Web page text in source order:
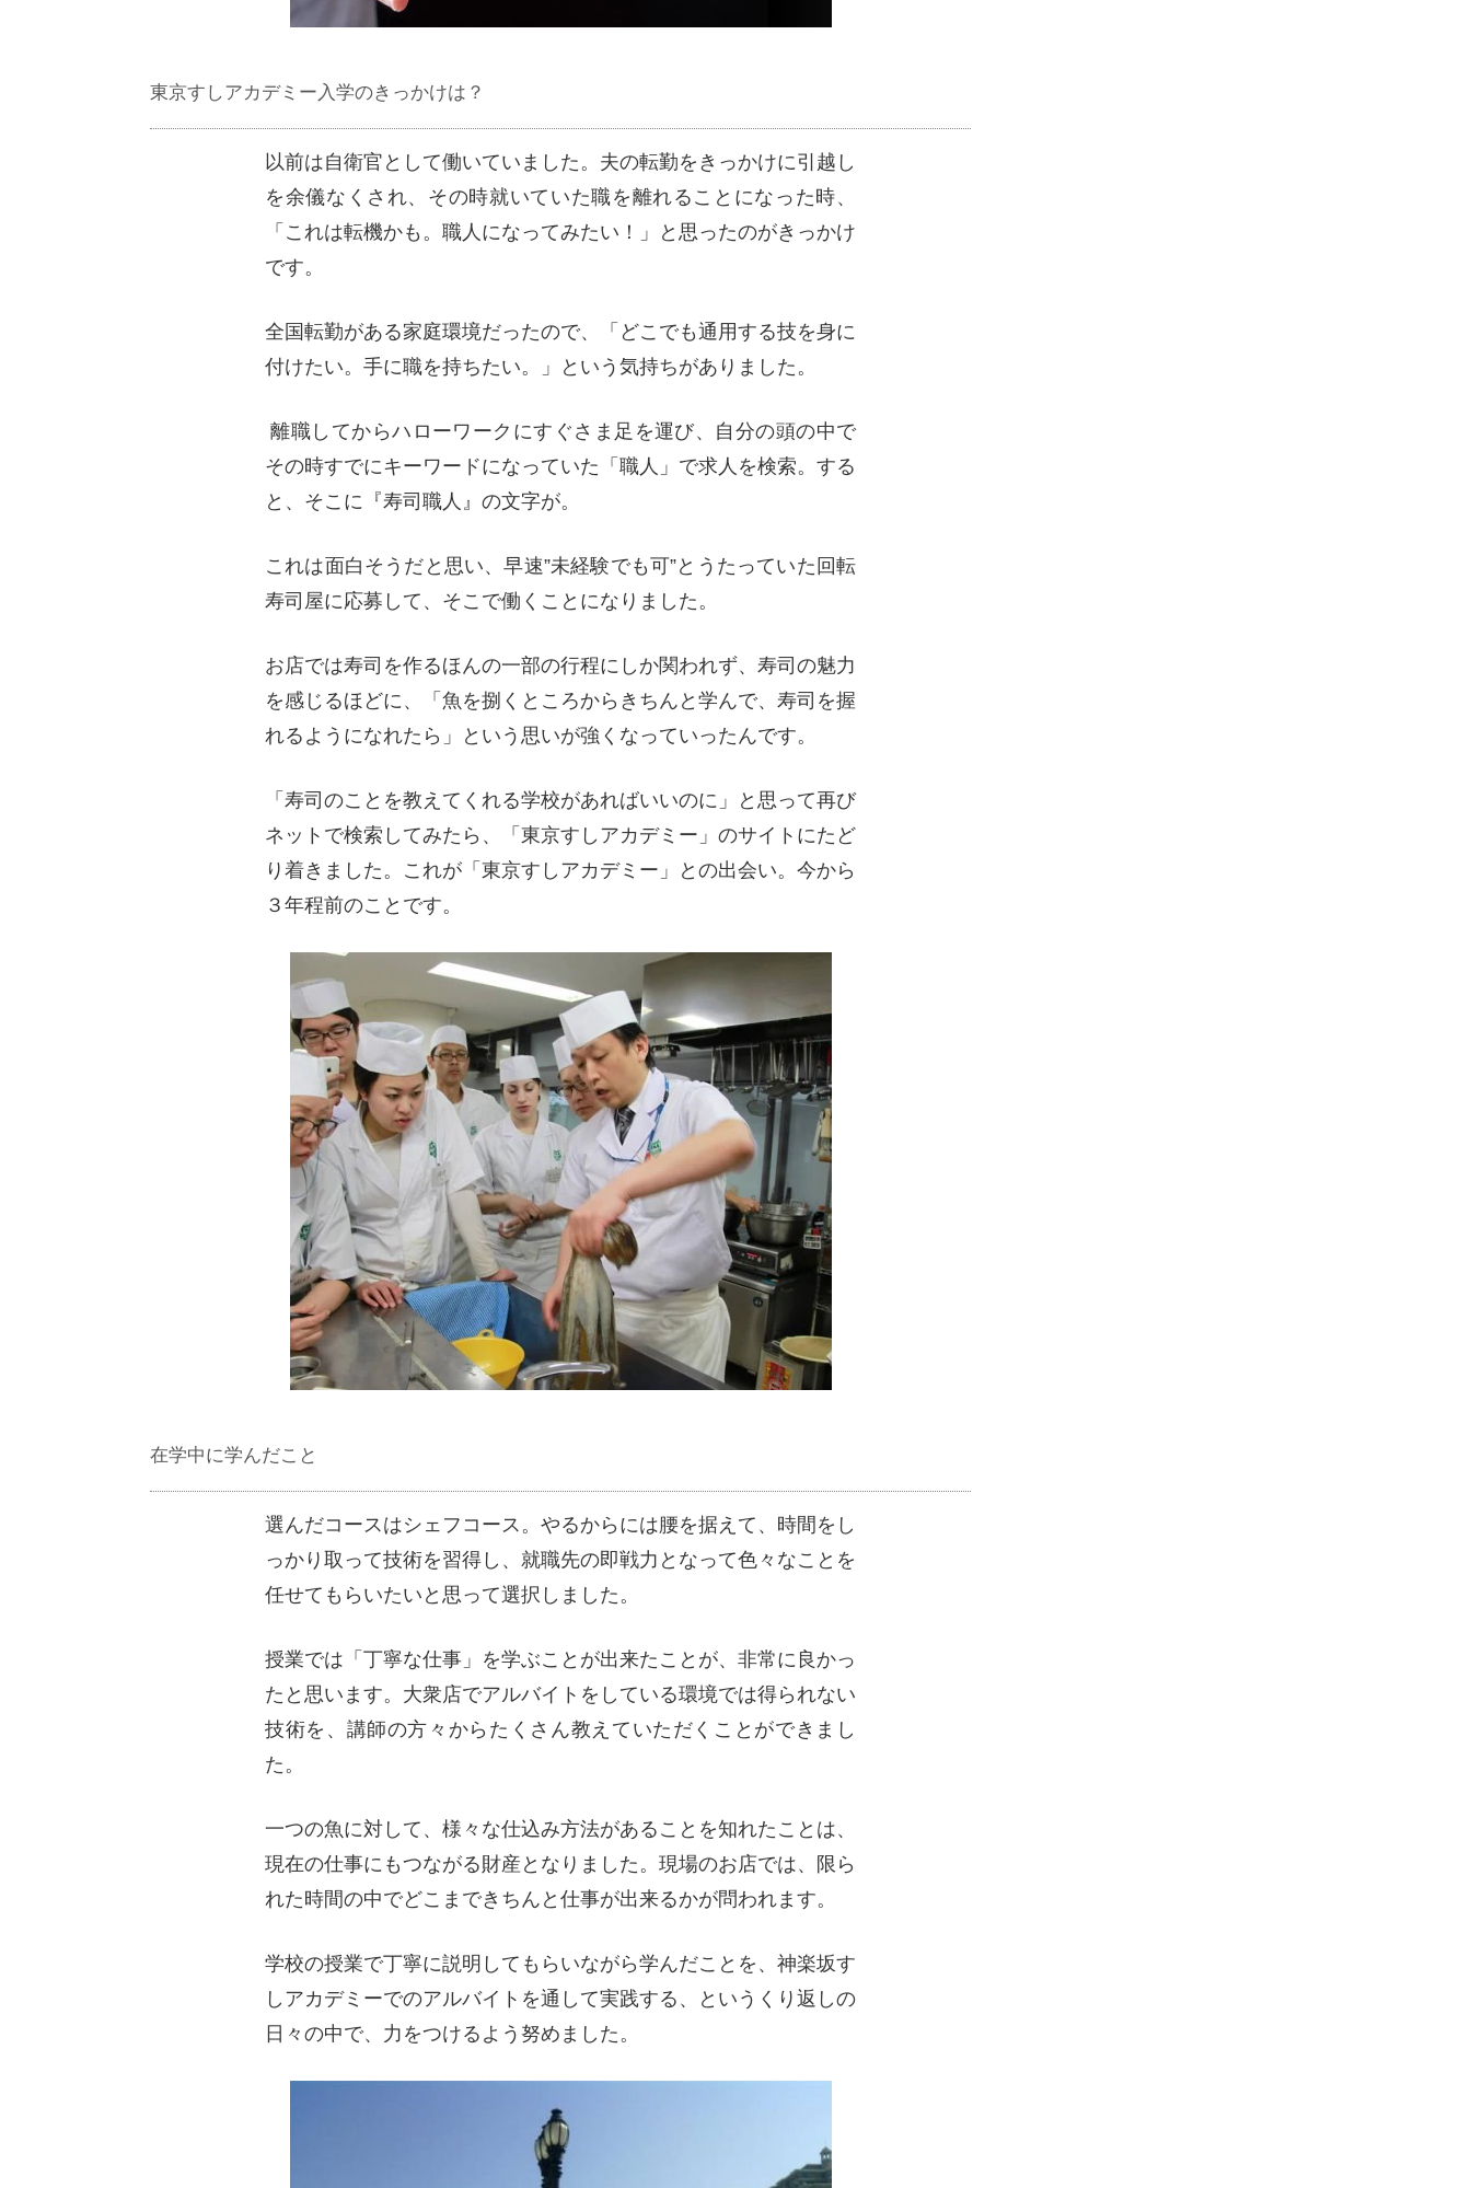
東京すしアカデミー入学のきっかけは？
以前は自衛官として働いていました。夫の転勤をきっかけに引越し
を余儀なくされ、その時就いていた職を離れることになった時、
「これは転機かも。職人になってみたい！」と思ったのがきっかけ
です。
全国転勤がある家庭環境だったので、「どこでも通用する技を身に
付けたい。手に職を持ちたい。」という気持ちがありました。
離職してからハローワークにすぐさま足を運び、自分の頭の中で
その時すでにキーワードになっていた「職人」で求人を検索。する
と、そこに『寿司職人』の文字が。
これは面白そうだと思い、早速”未経験でも可”とうたっていた回転
寿司屋に応募して、そこで働くことになりました。
お店では寿司を作るほんの一部の行程にしか関われず、寿司の魅力
を感じるほどに、「魚を捌くところからきちんと学んで、寿司を握
れるようになれたら」という思いが強くなっていったんです。
「寿司のことを教えてくれる学校があればいいのに」と思って再び
ネットで検索してみたら、「東京すしアカデミー」のサイトにたど
り着きました。これが「東京すしアカデミー」との出会い。今から
３年程前のことです。
在学中に学んだこと
選んだコースはシェフコース。やるからには腰を据えて、時間をし
っかり取って技術を習得し、就職先の即戦力となって色々なことを
任せてもらいたいと思って選択しました。
授業では「丁寧な仕事」を学ぶことが出来たことが、非常に良かっ
たと思います。大衆店でアルバイトをしている環境では得られない
技術を、講師の方々からたくさん教えていただくことができまし
た。
一つの魚に対して、様々な仕込み方法があることを知れたことは、
現在の仕事にもつながる財産となりました。現場のお店では、限ら
れた時間の中でどこまできちんと仕事が出来るかが問われます。
学校の授業で丁寧に説明してもらいながら学んだことを、神楽坂す
しアカデミーでのアルバイトを通して実践する、というくり返しの
日々の中で、力をつけるよう努めました。